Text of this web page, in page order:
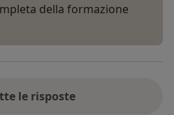
della formazione
le risposte